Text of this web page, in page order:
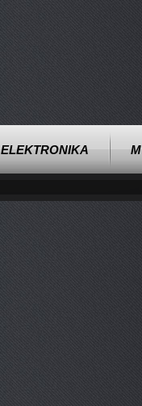
ELEKTRONIKA